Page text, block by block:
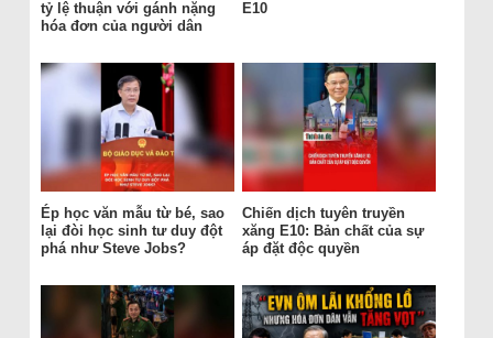
tỷ lệ thuận với gánh nặng
hóa đơn của người dân
E10
Ép học văn mẫu từ bé, sao
lại đòi học sinh tư duy đột
phá như Steve Jobs?
Chiến dịch tuyên truyền
xăng E10: Bản chất của sự
áp đặt độc quyền